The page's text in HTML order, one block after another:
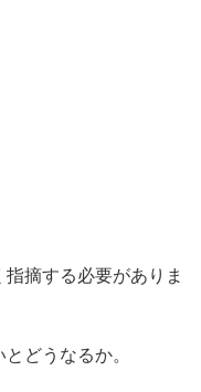
摘する必要がありま
どうなるか。